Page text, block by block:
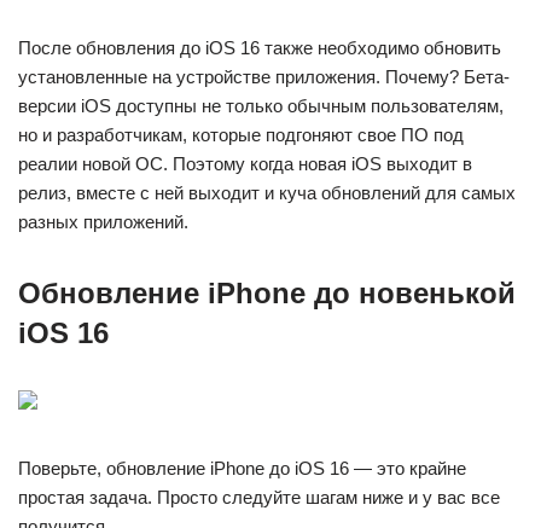
После обновления до iOS 16 также необходимо обновить
установленные на устройстве приложения. Почему? Бета-
версии iOS доступны не только обычным пользователям,
но и разработчикам, которые подгоняют свое ПО под
реалии новой ОС. Поэтому когда новая iOS выходит в
релиз, вместе с ней выходит и куча обновлений для самых
разных приложений.
Обновление iPhone до новенькой
iOS 16
Поверьте, обновление iPhone до iOS 16 — это крайне
простая задача. Просто следуйте шагам ниже и у вас все